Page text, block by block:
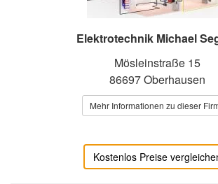
Elektrotechnik Michael
Mösleinstraße 15
86697 Oberhausen
Mehr Informationen zu dieser
Kostenlos Preise